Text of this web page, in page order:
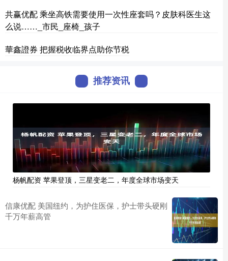
共赢优配 乘坐高铁需要使用一次性座套吗？皮肤科医生这
么说……_市民_座椅_孩子
華鑫證券 把握税收临界点助你节税
推荐资讯
杨帆配资 苹果登顶，三星变老二，年度全球市场变天
信康优配 美国纽约，为护住医保，护士带头硬刚
千万年薪高管